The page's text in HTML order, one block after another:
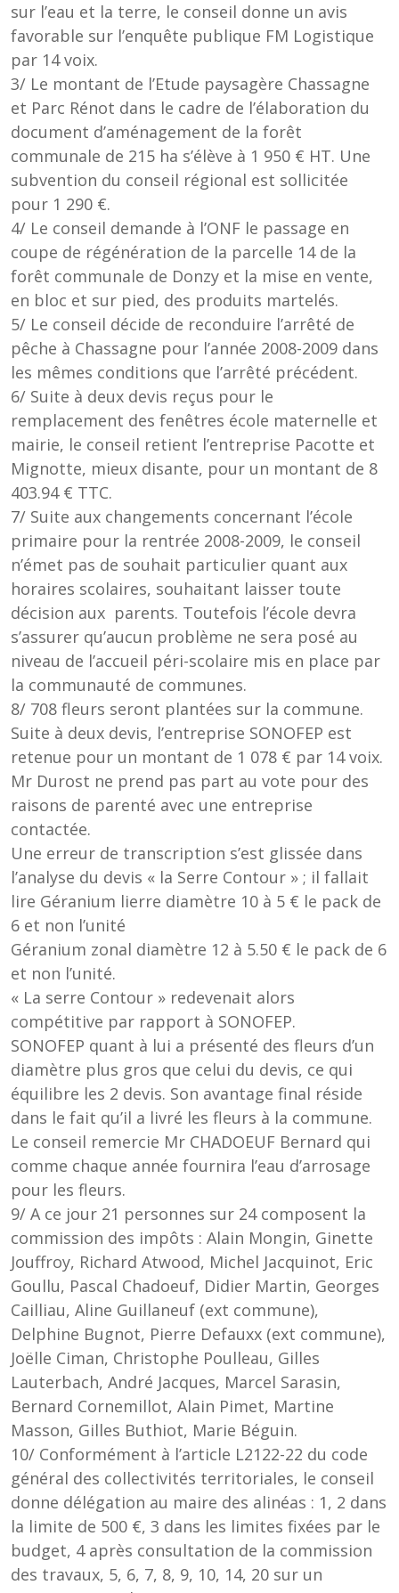
sur l’eau et la terre, le conseil donne un avis
favorable sur l’enquête publique FM Logistique
par 14 voix.
3/ Le montant de l’Etude paysagère Chassagne
et Parc Rénot dans le cadre de l’élaboration du
document d’aménagement de la forêt
communale de 215 ha s’élève à 1 950 € HT. Une
subvention du conseil régional est sollicitée
pour 1 290 €.
4/ Le conseil demande à l’ONF le passage en
coupe de régénération de la parcelle 14 de la
forêt communale de Donzy et la mise en vente,
en bloc et sur pied, des produits martelés.
5/ Le conseil décide de reconduire l’arrêté de
pêche à Chassagne pour l’année 2008-2009 dans
les mêmes conditions que l’arrêté précédent.
6/ Suite à deux devis reçus pour le
remplacement des fenêtres école maternelle et
mairie, le conseil retient l’entreprise Pacotte et
Mignotte, mieux disante, pour un montant de 8
403.94 € TTC.
7/ Suite aux changements concernant l’école
primaire pour la rentrée 2008-2009, le conseil
n’émet pas de souhait particulier quant aux
horaires scolaires, souhaitant laisser toute
décision aux parents. Toutefois l’école devra
s’assurer qu’aucun problème ne sera posé au
niveau de l’accueil péri-scolaire mis en place par
la communauté de communes.
8/ 708 fleurs seront plantées sur la commune.
Suite à deux devis, l’entreprise SONOFEP est
retenue pour un montant de 1 078 € par 14 voix.
Mr Durost ne prend pas part au vote pour des
raisons de parenté avec une entreprise
contactée.
Une erreur de transcription s’est glissée dans
l’analyse du devis « la Serre Contour » ; il fallait
lire Géranium lierre diamètre 10 à 5 € le pack de
6 et non l’unité
Géranium zonal diamètre 12 à 5.50 € le pack de 6
et non l’unité.
« La serre Contour » redevenait alors
compétitive par rapport à SONOFEP.
SONOFEP quant à lui a présenté des fleurs d’un
diamètre plus gros que celui du devis, ce qui
équilibre les 2 devis. Son avantage final réside
dans le fait qu’il a livré les fleurs à la commune.
Le conseil remercie Mr CHADOEUF Bernard qui
comme chaque année fournira l’eau d’arrosage
pour les fleurs.
9/ A ce jour 21 personnes sur 24 composent la
commission des impôts : Alain Mongin, Ginette
Jouffroy, Richard Atwood, Michel Jacquinot, Eric
Goullu, Pascal Chadoeuf, Didier Martin, Georges
Cailliau, Aline Guillaneuf (ext commune),
Delphine Bugnot, Pierre Defauxx (ext commune),
Joëlle Ciman, Christophe Poulleau, Gilles
Lauterbach, André Jacques, Marcel Sarasin,
Bernard Cornemillot, Alain Pimet, Martine
Masson, Gilles Buthiot, Marie Béguin.
10/ Conformément à l’article L2122-22 du code
général des collectivités territoriales, le conseil
donne délégation au maire des alinéas : 1, 2 dans
la limite de 500 €, 3 dans les limites fixées par le
budget, 4 après consultation de la commission
des travaux, 5, 6, 7, 8, 9, 10, 14, 20 sur un